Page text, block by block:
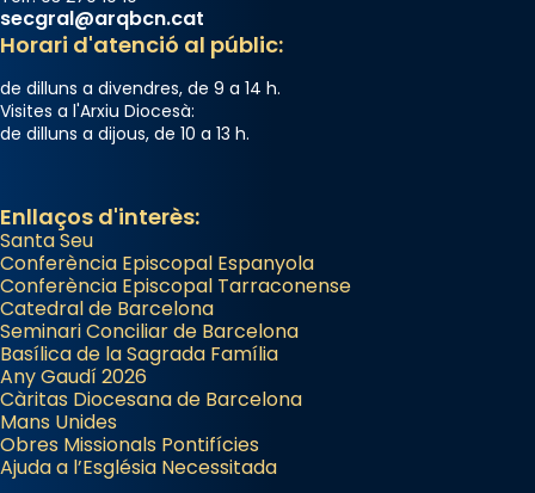
secgral@arqbcn.cat
Horari d'atenció al públic:
de dilluns a divendres, de 9 a 14 h.
Visites a l'Arxiu Diocesà:
de dilluns a dijous, de 10 a 13 h.
Enllaços d'interès:
Santa Seu
Conferència Episcopal Espanyola
Conferència Episcopal Tarraconense
Catedral de Barcelona
Seminari Conciliar de Barcelona
Basílica de la Sagrada Família
Any Gaudí 2026
Càritas Diocesana de Barcelona
Mans Unides
Obres Missionals Pontifícies
Ajuda a l’Església Necessitada